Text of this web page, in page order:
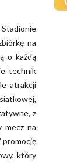
na
o każdą
technik
atrakcji
z
mecz na
promocję
który